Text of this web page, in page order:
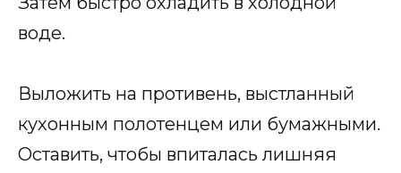
воде.
Выложить на противень, выстланный
кухонным полотенцем или бумажными.
Оставить, чтобы впиталась лишняя